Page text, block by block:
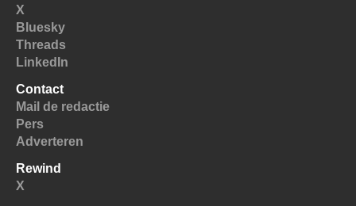
X
Bluesky
Threads
LinkedIn
Contact
Mail de redactie
Pers
Adverteren
Rewind
X